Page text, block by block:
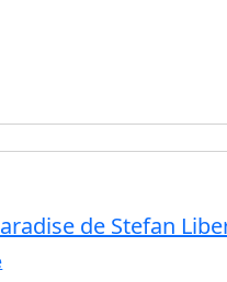
de Stefan